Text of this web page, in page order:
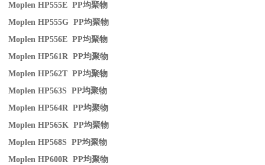
Moplen HP555E PP均聚物
Moplen HP555G PP均聚物
Moplen HP556E PP均聚物
Moplen HP561R PP均聚物
Moplen HP562T PP均聚物
Moplen HP563S PP均聚物
Moplen HP564R PP均聚物
Moplen HP565K PP均聚物
Moplen HP568S PP均聚物
Moplen HP600R PP均聚物